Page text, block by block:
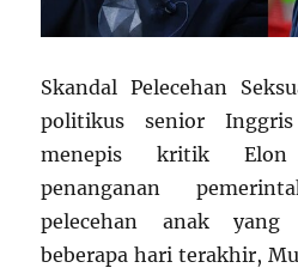
Skandal Pelecehan
politikus senior
menepis kritik
penanganan
pelecehan anak yang
beberapa hari terakhir,